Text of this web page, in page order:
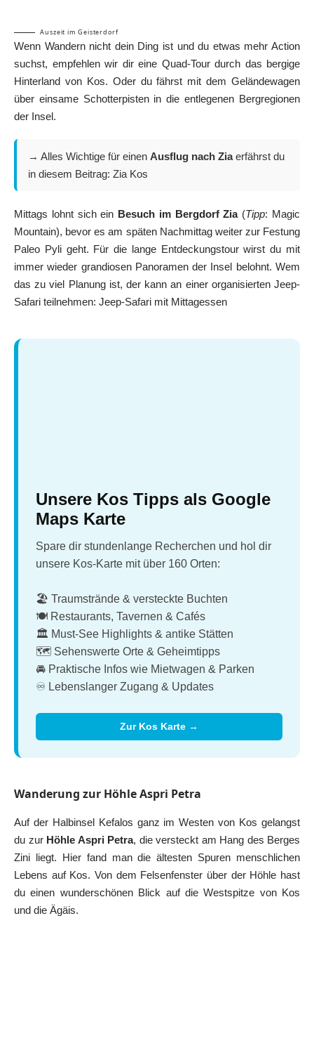
Auszeit im Geisterdorf
Wenn Wandern nicht dein Ding ist und du etwas mehr Action
suchst, empfehlen wir dir eine Quad-Tour durch das bergige
Hinterland von Kos. Oder du fährst mit dem Geländewagen
über einsame Schotterpisten in die entlegenen Bergregionen
der Insel.
→ Alles Wichtige für einen Ausflug nach Ziaerfährst du
in diesem Beitrag: Zia Kos
Mittags lohnt sich ein Besuch im Bergdorf Zia(Tipp: Magic
Mountain), bevor es am späten Nachmittag weiter zur Festung
Paleo Pyli geht. Für die lange Entdeckungstour wirst du mit
immer wieder grandiosen Panoramen der Insel belohnt. Wem
das zu viel Planung ist, der kann an einer organisierten Jeep-
Safari teilnehmen: Jeep-Safari mit Mittagessen
Unsere Kos Tipps als Google
Maps Karte
Spare dir stundenlange Recherchen und hol dir
unsere Kos-Karte mit über 160 Orten:
🏖️ Traumstrände & versteckte Buchten
🍽️ Restaurants, Tavernen & Cafés
🏛️ Must-See Highlights & antike Stätten
🗺️ Sehenswerte Orte & Geheimtipps
🚘 Praktische Infos wie Mietwagen & Parken
♾️ Lebenslanger Zugang & Updates
Zur Kos Karte →
Wanderung zur Höhle Aspri Petra
Auf der Halbinsel Kefalos ganz im Westen von Kos gelangst
du zur Höhle Aspri Petra, die versteckt am Hang des Berges
Zini liegt. Hier fand man die ältesten Spuren menschlichen
Lebens auf Kos. Von dem Felsenfenster über der Höhle hast
du einen wunderschönen Blick auf die Westspitze von Kos
und die Ägäis.